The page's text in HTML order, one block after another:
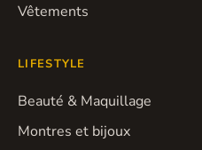
Vêtements
LIFESTYLE
Beauté & Maquillage
Montres et bijoux